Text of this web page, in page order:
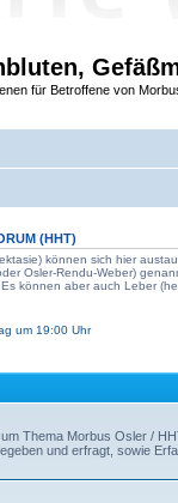
für Betroffene von
(HHT)
können sich hier
Osler-Rendu-Weber)
können aber auch Leber
um 19:00 Uhr
Thema Morbus Osler /
und erfragt, sowie